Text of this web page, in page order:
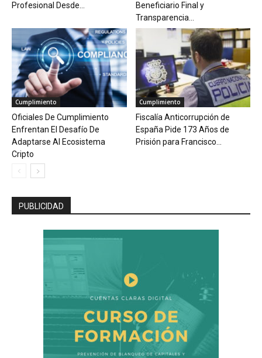
Profesional Desde...
Beneficiario Final y
Transparencia...
Cumplimiento
Oficiales De Cumplimiento
Enfrentan El Desafío De
Adaptarse Al Ecosistema
Cripto
Cumplimiento
Fiscalía Anticorrupción de
España Pide 173 Años de
Prisión para Francisco...
PUBLICIDAD